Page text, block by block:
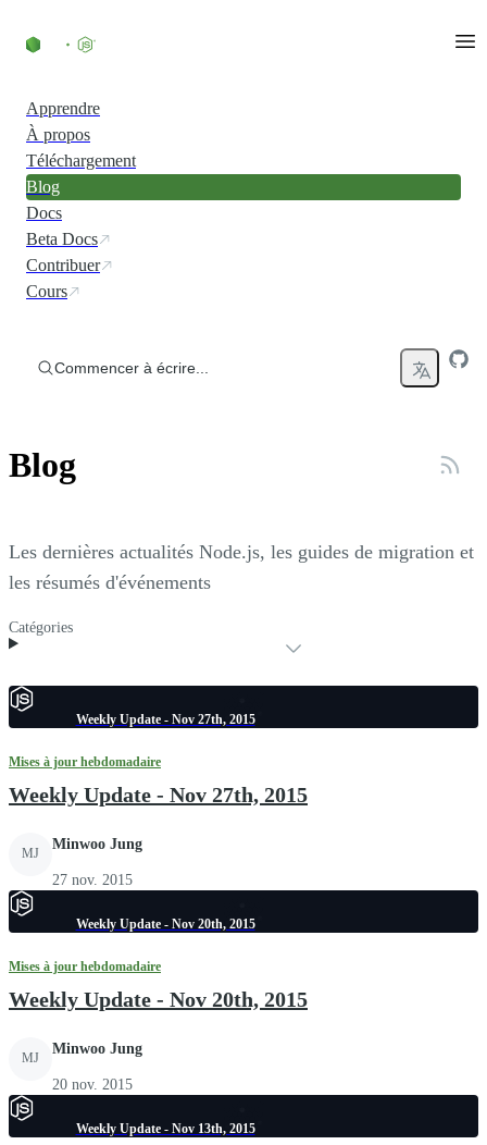
Apprendre
À propos
Téléchargement
Blog
Docs
Beta Docs
Contribuer
Cours
Commencer à écrire...
Blog
Les dernières actualités Node.js, les guides de migration et
les résumés d'événements
Catégories
Weekly Update - Nov 27th, 2015
Mises à jour hebdomadaire
Weekly Update - Nov 27th, 2015
MJ
Minwoo Jung
27 nov. 2015
Weekly Update - Nov 20th, 2015
Mises à jour hebdomadaire
Weekly Update - Nov 20th, 2015
MJ
Minwoo Jung
20 nov. 2015
Weekly Update - Nov 13th, 2015